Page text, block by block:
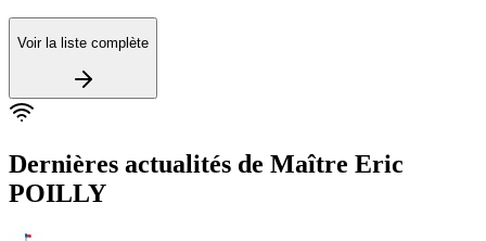
Voir la liste complète
Dernières actualités de Maître Eric
POILLY